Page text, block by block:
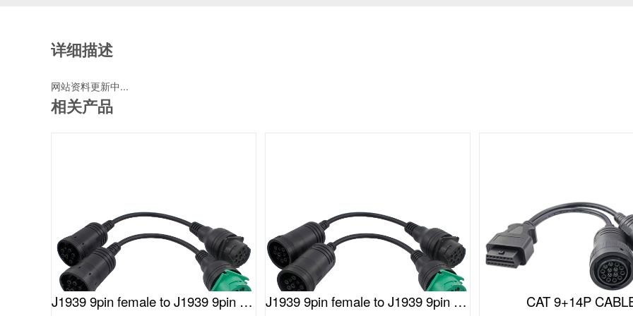
详细描述
网站资料更新中...
相关产品
J1939 9pin female to J1939 9pin male cable(I) J1939 9pin female to J1939 9pin male cable(II) CAT 9+14P